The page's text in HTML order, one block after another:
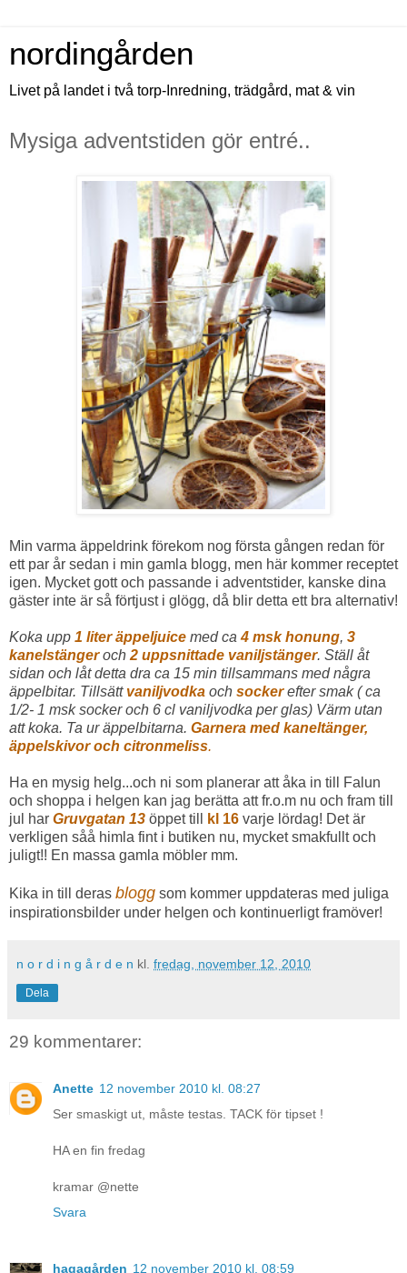
nordingården
Livet på landet i två torp-Inredning, trädgård, mat & vin
Mysiga adventstiden gör entré..
Min varma äppeldrink förekom nog första gången redan för
ett par år sedan i min gamla blogg, men här kommer receptet
igen. Mycket gott och passande i adventstider, kanske dina
gäster inte är så förtjust i glögg, då blir detta ett bra alternativ!
Koka upp 1 liter äppeljuice med ca4 msk honung, 3
kanelstängeroch 2 uppsnittade vaniljstänger. Ställ åt
sidan och låt detta dra ca 15 min tillsammans med några
äppelbitar. Tillsätt vaniljvodka och sockerefter smak ( ca
1/2- 1 msk socker och 6 cl vaniljvodka per glas) Värm utan
att koka. Ta ur äppelbitarna. Garnera med kaneltänger,
äppelskivor och citronmeliss.
Ha en mysig helg...och ni som planerar att åka in till Falun
och shoppa i helgen kan jag berätta att fr.o.m nu och fram till
jul har Gruvgatan 13 öppet till kl 16 varje lördag! Det är
verkligen såå himla fint i butiken nu, mycket smakfullt och
juligt!! En massa gamla möbler mm.
Kika in till deras blogg som kommer uppdateras med juliga
inspirationsbilder under helgen och kontinuerligt framöver!
n o r d i n g å r d e n kl. fredag, november 12, 2010
Dela
29 kommentarer:
Anette 12 november 2010 kl. 08:27
Ser smaskigt ut, måste testas. TACK för tipset !
HA en fin fredag
kramar @nette
Svara
hagagården 12 november 2010 kl. 08:59